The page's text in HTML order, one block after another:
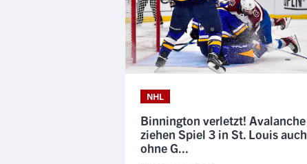
NHL
Binnington verletzt! Avalanche
ziehen Spiel 3 in St. Louis auch
ohne G...